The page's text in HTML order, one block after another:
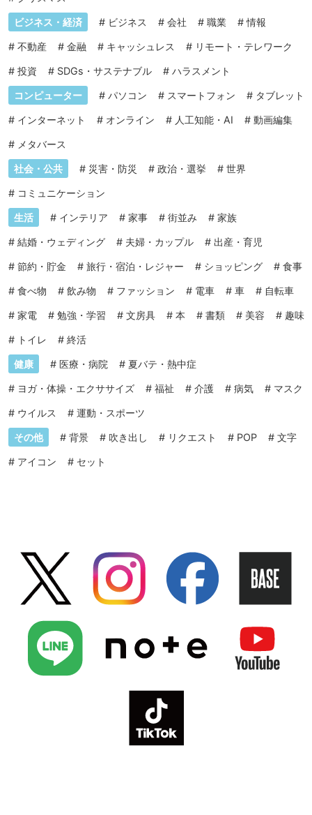
ビジネス・経済 # ビジネス # 会社 # 職業 #情報
# 不動産 # 金融 # キャッシュレス # リモート・テレワーク
# 投資 # SDGs・サステナブル # ハラスメント
コンピューター # パソコン # スマートフォン # タブレット
# インターネット # オンライン # 人工知能・AI # 動画編集
# メタバース
社会・公共 # 災害・防災 # 政治・選挙 # 世界
# コミュニケーション
生活 # インテリア # 家事 # 街並み # 家族
# 結婚・ウェディング # 夫婦・カップル # 出産・育児
# 節約・貯金 # 旅行・宿泊・レジャー # ショッピング # 食事
# 食べ物 # 飲み物 # ファッション # 電車 # 車 # 自転車
# 家電 # 勉強・学習 # 文房具 # 本 # 書類 # 美容 # 趣味
# トイレ # 終活
健康 # 医療・病院 # 夏バテ・熱中症
# ヨガ・体操・エクササイズ # 福祉 # 介護 # 病気 # マスク
# ウイルス # 運動・スポーツ
その他 # 背景 # 吹き出し # リクエスト # POP # 文字
# アイコン # セット